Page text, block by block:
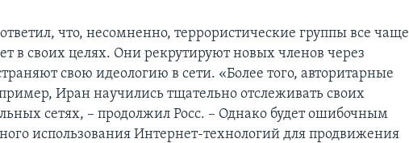
ответил, что, несомненно, террористические группы все чаще
в своих целях. Они рекрутируют новых членов через
свою идеологию в сети. «Более того, авторитарные
Иран научились тщательно отслеживать своих
сетях, – продолжил Росс. – Однако будет ошибочным
использования Интернет-технологий для продвижения